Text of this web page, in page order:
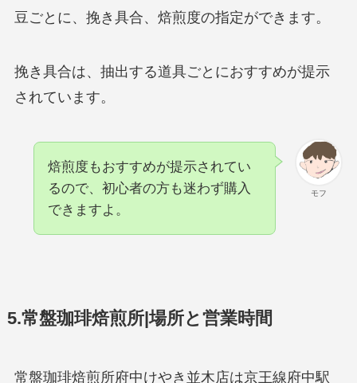
豆ごとに、挽き具合、焙煎度の指定ができます。
挽き具合は、抽出する道具ごとにおすすめが提示
されています。
モフ
焙煎度もおすすめが提示されてい
るので、初心者の方も迷わず購入
できますよ。
5.常盤珈琲焙煎所|場所と営業時間
常盤珈琲焙煎所府中けやき並木店は京王線府中駅